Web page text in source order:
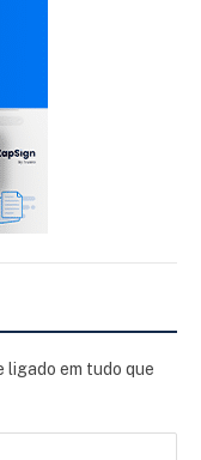
ligado em tudo que